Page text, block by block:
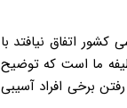
اتفاق نیافتد با
ما است که توضیح
برخی افراد آسیبی